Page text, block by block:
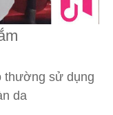
thường sử dụng
da